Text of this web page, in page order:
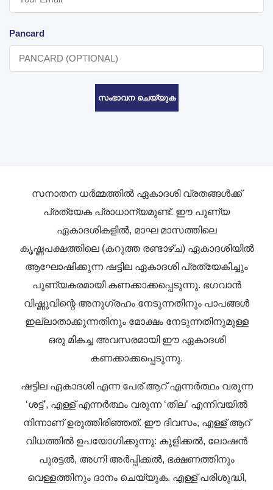
Pancard
സംഭാവന ചെയ്യുക
സനാതന ധർമ്മത്തിൽ ഏകാദശി വ്രതങ്ങൾക്ക്
പ്രത്യേക പ്രാധാന്യമുണ്ട്. ഈ പുണ്യ
ഏകാദശികളിൽ, മാഘ മാസത്തിലെ
കൃഷ്ണപക്ഷത്തിലെ (കറുത്ത രണ്ടാഴ്ച) ഏകാദശിയിൽ
ആഘോഷിക്കുന്ന ഷട്ടില ഏകാദശി പ്രത്യേകിച്ചും
പുണ്യകരമായി കണക്കാക്കപ്പെടുന്നു. ഭഗവാൻ
വിഷ്ണുവിന്റെ അനുഗ്രഹം നേടുന്നതിനും പാപങ്ങൾ
ഇല്ലാതാക്കുന്നതിനും മോക്ഷം നേടുന്നതിനുമുള്ള
ഒരു മികച്ച അവസരമായി ഈ ഏകാദശി
കണക്കാക്കപ്പെടുന്നു.
ഷട്ടില ഏകാദശി എന്ന പേര് ആറ് എന്നർത്ഥം വരുന്ന
‘ശട്ട്’, എള്ള് എന്നർത്ഥം വരുന്ന ‘തില’ എന്നിവയിൽ
നിന്നാണ് ഉരുത്തിരിഞ്ഞത്. ഈ ദിവസം, എള്ള് ആറ്
വിധത്തിൽ ഉപയോഗിക്കുന്നു: കുളിക്കൽ, ലോഷൻ
പുരട്ടൽ, അഗ്നി അർപ്പിക്കൽ, ഭക്ഷണത്തിനും
വെള്ളത്തിനും ദാനം ചെയ്യുക. എള്ള് പരിശുദ്ധി,